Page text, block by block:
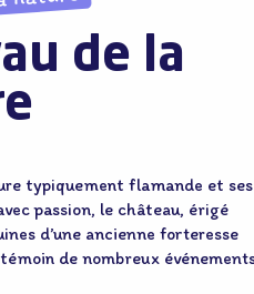
de la
typiquement flamande et ses
passion, le château, érigé
d’une ancienne forteresse
de nombreux